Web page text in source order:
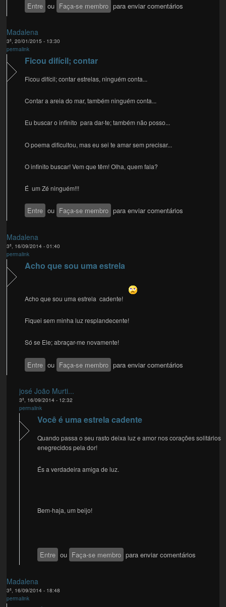
Entre ou Faça-se membro para enviar comentários
Madalena
3ª, 20/01/2015 - 13:30
permalink
Ficou difícil; contar
Ficou difícil; contar estrelas, ninguém conta...
Contar a areia do mar, também ninguém conta...
Eu buscar o infinito para dar-te; também não posso...
O poema dificultou, mas eu sei te amar sem precisar...
O infinito buscar! Vem que têm! Olha, quem fala?
É um Zé ninguém!!!
Entre ou Faça-se membro para enviar comentários
Madalena
3ª, 16/09/2014 - 01:40
permalink
Acho que sou uma estrela
Acho que sou uma estrela cadente!
Fiquei sem minha luz resplandecente!
Só se Ele; abraçar-me novamente!
Entre ou Faça-se membro para enviar comentários
josé João Murti...
3ª, 16/09/2014 - 12:32
permalink
Você é uma estrela cadente
Quando passa o seu rasto deixa luz e amor nos corações solitários
enegrecidos pela dor!
És a verdadeira amiga de luz.
Bem-haja, um beijo!
Entre ou Faça-se membro para enviar comentários
Madalena
3ª, 16/09/2014 - 18:48
permalink